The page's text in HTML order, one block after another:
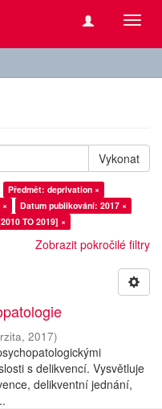
Vykonat
Předmět: deprivation ×
Datum publikování: 2017 ×
TO 2019] ×
Zobrazit pokročilé filtry
, 2017)
s delikvencí. Vysvětluje
delikventní jednání,